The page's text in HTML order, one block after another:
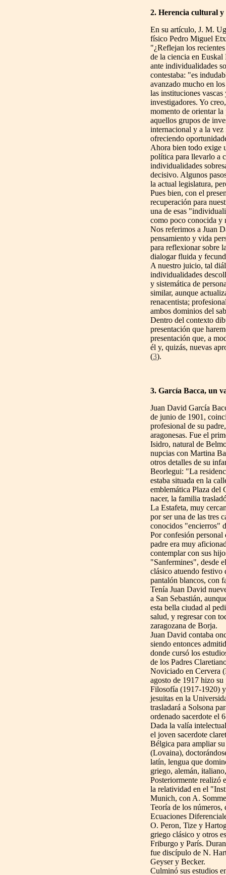
2. Herencia cultural
En su artículo, J. M.
físico Pedro Miguel
"¿Reflejan los
de la ciencia en
ante individualidades
contestaba: "es
avanzado mucho en
las instituciones vascas
investigadores. Yo
momento de orientar
aquellos grupos de
internacional y a la vez
ofreciendo
Ahora bien todo exige
política para llevarlo a
individualidades
decisivo. Algunos
la actual legislatura,
Pues bien, con el
recuperación para
una de esas
como poco conocida y
Nos referimos a Juan
pensamiento y vida
para reflexionar sobre
dialogar fluida y
A nuestro juicio, tal
individualidades
y sistemática de
similar, aunque
renacentista;
ambos dominios del
Dentro del contexto
presentación que
presentación que, a
él y, quizás, nuevas
(3).
3. García Bacca, un
Juan David García
de junio de 1901,
profesional de su
aragonesas. Fue el
Isidro, natural de
nupcias con Martina
otros detalles de su
Beorlegui: "La
estaba situada en la
emblemática Plaza del
nacer, la familia
La Estafeta, muy
por ser una de las tres
conocidos "encierros"
Por confesión personal
padre era muy
contemplar con sus
"Sanfermines", desde
clásico atuendo festivo
pantalón blancos, con
Tenía Juan David
a San Sebastián,
esta bella ciudad al
salud, y regresar con
zaragozana de Borja.
Juan David contaba
siendo entonces
donde cursó los
de los Padres
Noviciado en Cervera
agosto de 1917 hizo
Filosofía (1917-1920)
jesuitas en la
trasladará a Solsona
ordenado sacerdote el
Dada la valía
el joven sacerdote
Bélgica para ampliar
(Lovaina),
latín, lengua que
griego, alemán,
Posteriormente realizó
la relatividad en el
Munich, con A.
Teoría de los
Ecuaciones
O. Peron, Tize y
griego clásico y otros
Friburgo y París.
fue discípulo de N.
Geyser y Becker.
Culminó sus estudios